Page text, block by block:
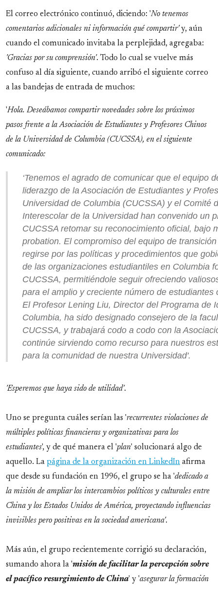
El correo electrónico continuó, diciendo: 'No tenemos
comentarios adicionales ni información qué compartir'y, aún
cuando el comunicado invitaba la perplejidad, agregaba:
'Gracias por su comprensión'. Todo lo cual se vuelve más
confuso al día siguiente, cuando arribó el siguiente correo
a las bandejas de entrada de muchos:
'Hola. Deseábamos compartir novedades sobre los próximos
pasos frente a la Asociación de Estudiantes y Profesores Chinos
de la Universidad de Columbia (CUCSSA), en el siguiente
comunicado:
‘Tenemos el agrado de comunicar que el equipo
liderazgo de la Asociación de Estudiantes y
Universidad de Columbia (CUCSSA) y el Comité
Interescolar de la Universidad han convenido un
CUCSSA retomar su reconocimiento oficial, bajo
probation. El compromiso del equipo de
regirse por las políticas y procedimientos que
de las organizaciones estudiantiles en Columbia
CUCSSA, permitiéndole seguir ofreciendo
para el amplio y creciente número de estudiantes
El Profesor Lening Liu, Director del Programa de
Columbia, ha sido designado consejero de la
CUCSSA, y trabajará codo a codo con la
continúe sirviendo como recurso para nuestros
para la comunidad de nuestra Universidad'.
'Esperemos que haya sido de utilidad'.
Uno se pregunta cuáles serían las 'recurrentes violaciones de
múltiples políticas financieras y organizativas para los
estudiantes', y de qué manera el 'plan' solucionará algo de
aquello. La página de la organización en LinkedIn afirma
que desde su fundación en 1996, el grupo se ha 'dedicado a
la misión de ampliar los intercambios políticos y culturales entre
China y los Estados Unidos de América, proyectando influencias
invisibles pero positivas en la sociedad americana'.
Más aún, el grupo recientemente corrigió su declaración,
sumando ahora la 'misión de facilitar la percepción sobre
el pacífico resurgimiento de China' y 'asegurar la formación